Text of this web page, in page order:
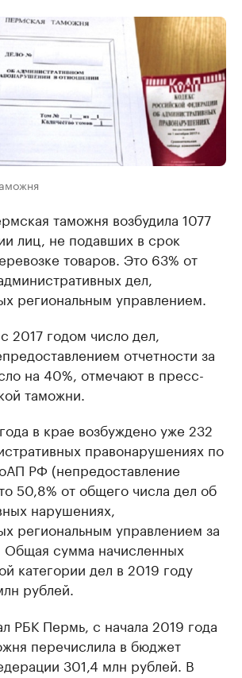
таможня возбудила 1077
лиц, не подавших в срок
товаров. Это 63% от
дел,
региональным управлением.
2017 годом число дел,
отчетности за
на 40%, отмечают в пресс-
таможни.
в крае возбуждено уже 232
правонарушениях по
РФ (непредоставление
50,8% от общего числа дел об
нарушениях,
региональным управлением за
Общая сумма начисленных
категории дел в 2019 году
рублей.
РБК Пермь, с начала 2019 года
перечислила в бюджет
301,4 млн рублей. В